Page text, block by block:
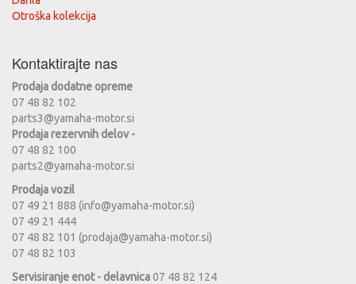
Otroška kolekcija
Kontaktirajte nas
Prodaja dodatne opreme
07 48 82 102
parts3@yamaha-motor.si
Prodaja rezervnih delov -
07 48 82 100
parts2@yamaha-motor.si
Prodaja vozil
07 49 21 888 (info@yamaha-motor.si)
07 49 21 444
07 48 82 101 (prodaja@yamaha-motor.si)
07 48 82 103
Servisiranje enot - delavnica07 48 82 124